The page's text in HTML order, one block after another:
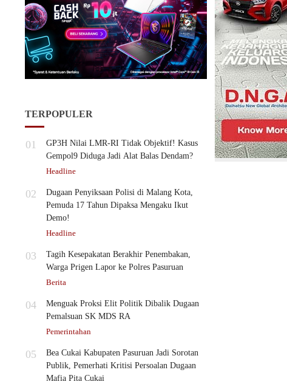
TERPOPULER
01
GP3H Nilai LMR-RI Tidak Objektif! Kasus
Gempol9 Diduga Jadi Alat Balas Dendam?
Headline
02
Dugaan Penyiksaan Polisi di Malang Kota,
Pemuda 17 Tahun Dipaksa Mengaku Ikut
Demo!
Headline
03
Tagih Kesepakatan Berakhir Penembakan,
Warga Prigen Lapor ke Polres Pasuruan
Berita
04
Menguak Proksi Elit Politik Dibalik Dugaan
Pemalsuan SK MDS RA
Pemerintahan
05
Bea Cukai Kabupaten Pasuruan Jadi Sorotan
Publik, Pemerhati Kritisi Persoalan Dugaan
Mafia Pita Cukai